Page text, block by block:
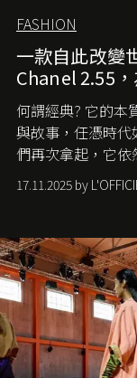
FASHION
一款自此改變
Chanel 2.55
何謂經典? 它的本
與故事，任憑時
們再次拿起，它依
手袋更是這樣存在
位。如果說每個女
愛它的雋永與優
甚麼取名叫 2.55
歲月，回顧 2.55
17.11.2025 by